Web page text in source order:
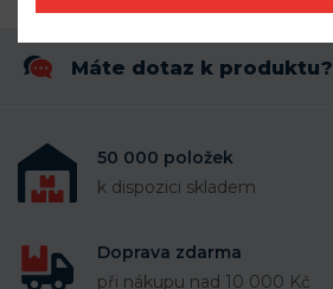
Máte dotaz k produktu?
50 000 položek
k dispozici skladem
Doprava zdarma
při nákupu nad 10 000 Kč